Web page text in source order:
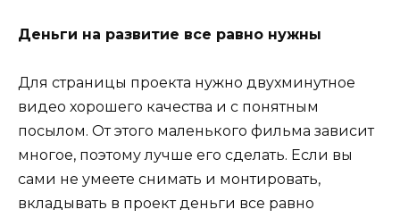
Деньги на развитие все равно нужны
Для страницы проекта нужно двухминутное
видео хорошего качества и с понятным
посылом. От этого маленького фильма зависит
многое, поэтому лучше его сделать. Если вы
сами не умеете снимать и монтировать,
вкладывать в проект деньги все равно